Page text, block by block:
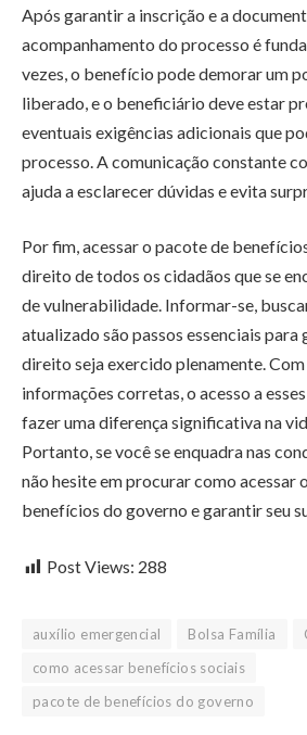
Após garantir a inscrição e a
acompanhamento do processo é
vezes, o benefício pode demorar um
liberado, e o beneficiário deve estar
eventuais exigências adicionais que
processo. A comunicação constante
ajuda a esclarecer dúvidas e evita
Por fim, acessar o pacote de
direito de todos os cidadãos que se
de vulnerabilidade. Informar-se,
atualizado são passos essenciais para
direito seja exercido plenamente.
informações corretas, o acesso a
fazer uma diferença significativa na
Portanto, se você se enquadra nas
não hesite em procurar como acessar
benefícios do governo e garantir seu
Post Views: 288
auxílio emergencial Bolsa Família
como acessar benefícios sociais
pacote de benefícios do governo